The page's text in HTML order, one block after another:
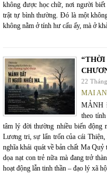
không được học chữ, nơi người
trật tự bình thường. Đó là một
không nằm ở tính hư cấu ấy, mà ở
“THỜI
22
MAI
MẢNH
theo
tâm lý đời thường nhiều biến động
Lương tri, sự lẩn trốn của cái
nghĩa khái quát về bản chất Ma
dọa nạt con trẻ nữa mà đang trở
hoạt động lẫn tinh thần – đạo lý xã